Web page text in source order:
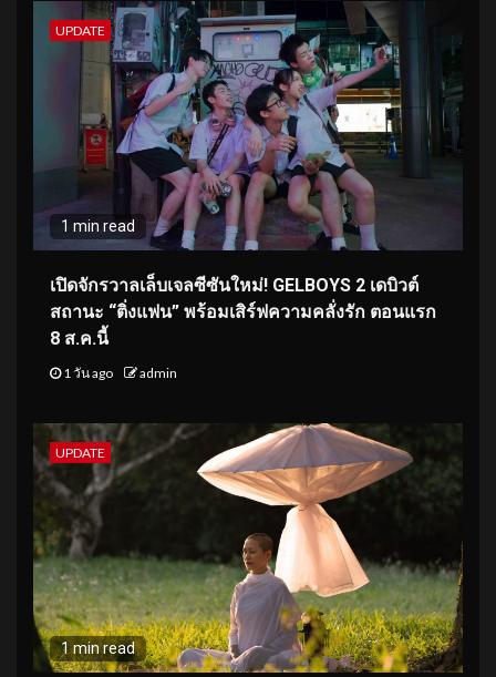
UPDATE
1 min read
เปิดจักรวาลเล็บเจลซีซันใหม่! GELBOYS 2 เดบิวต์
สถานะ “ติ่งแฟน” พร้อมเสิร์ฟความคลั่งรัก ตอนแรก
8 ส.ค.นี้
1 วัน ago admin
UPDATE
1 min read